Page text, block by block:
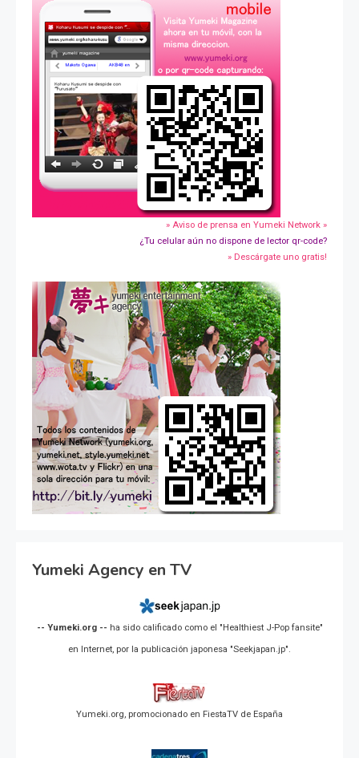
» Aviso de prensa en Yumeki Network »
¿Tu celular aún no dispone de lector qr-code?
» Descárgate uno gratis!
Yumeki Agency en TV
-- Yumeki.org -- ha sido calificado como el "Healthiest J-Pop fansite"
en Internet, por la publicación japonesa "Seekjapan.jp".
Yumeki.org, promocionado en FiestaTV de España